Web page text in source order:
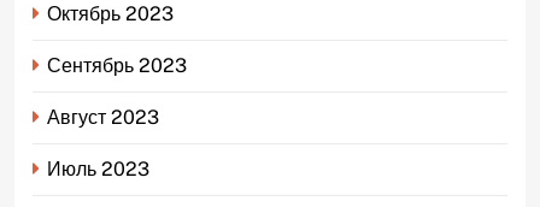
Октябрь 2023
Сентябрь 2023
Август 2023
Июль 2023